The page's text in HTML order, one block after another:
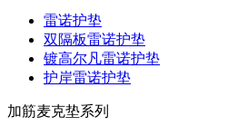
雷诺护垫
双隔板雷诺护垫
镀高尔凡雷诺护垫
护岸雷诺护垫
加筋麦克垫系列